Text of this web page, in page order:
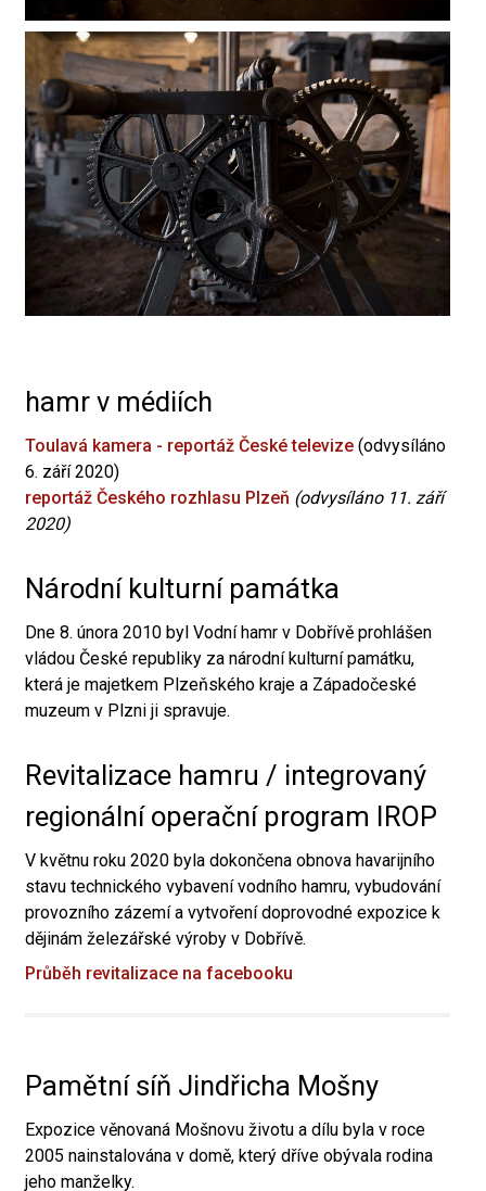
hamr v médiích
Toulavá kamera - reportáž České televize (odvysíláno
6. září 2020)
reportáž Českého rozhlasu Plzeň (odvysíláno 11. září
2020)
Národní kulturní památka
Dne 8. února 2010 byl Vodní hamr v Dobřívě prohlášen
vládou České republiky za národní kulturní památku,
která je majetkem Plzeňského kraje a Západočeské
muzeum v Plzni ji spravuje.
Revitalizace hamru / integrovaný
regionální operační program IROP
V květnu roku 2020 byla dokončena obnova havarijního
stavu technického vybavení vodního hamru, vybudování
provozního zázemí a vytvoření doprovodné expozice k
dějinám železářské výroby v Dobřívě.
Průběh revitalizace na facebooku
Pamětní síň Jindřicha Mošny
Expozice věnovaná Mošnovu životu a dílu byla v roce
2005 nainstalována v domě, který dříve obývala rodina
jeho manželky.